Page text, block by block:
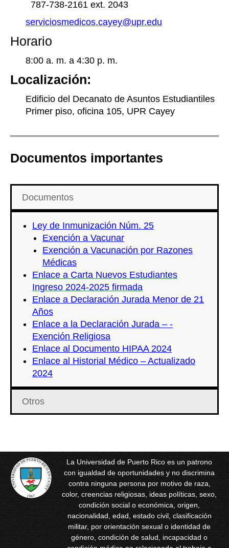
787-738-2161 ext. 2043
serviciosmedicos.cayey@upr.edu
Horario
8:00 a. m. a 4:30 p. m.
Localización:
Edificio del Decanato de Asuntos Estudiantiles
Primer piso, oficina 105, UPR Cayey
Documentos importantes
Documentos
Ley de Inmunización Núm. 25
Exención a Vacunar
Exención a Vacunación por Razones
Médicas
Enlace a Carta Nuevos Estudiantes
Ingreso 2024-2025 firmada
Enlace a Declaración Jurada Menor de 21
Años
Enlace a la Declaración Jurada – -
Exención Religiosa
Enlace al Documento HIPAA 2024
Enlace al Historial Médico – Actualizado
2024
Otros
La Universidad de Puerto Rico es un patrono
con igualdad de oportunidades y no discrimina
contra ninguna persona por motivo de raza,
color, creencias religiosas, ideas políticas, sexo,
condición social o económica, origen,
nacionalidad, edad, estado civil, clasificación
militar, por orientación sexual o identidad de
género, condición de salud, incapacidad o